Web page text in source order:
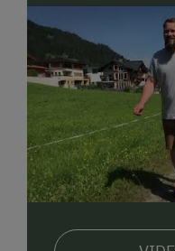
Neben
drei
eingerichteten
Haus über einen
Wohlfühlbereich
Ruhebereich.
das Angebot einer
Weiters haben wir für